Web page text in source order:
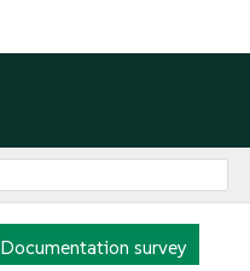
Documentation survey